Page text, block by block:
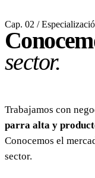
Cap. 02 /
sector.
Trabajamos con
parra alta y
Conocemos el
sector.